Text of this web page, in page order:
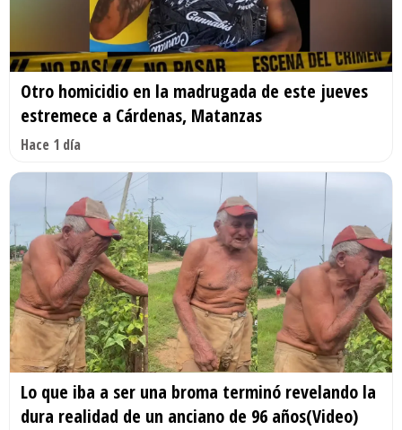
Otro homicidio en la madrugada de este jueves
estremece a Cárdenas, Matanzas
Hace 1 día
Lo que iba a ser una broma terminó revelando la
dura realidad de un anciano de 96 años(Video)